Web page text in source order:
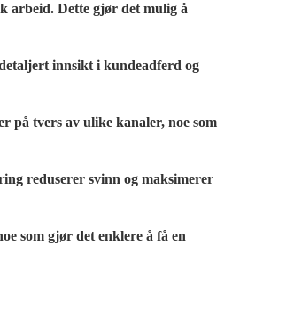
arbeid. Dette gjør det mulig å
innsikt i kundeadferd og
på tvers av ulike kanaler, noe som
reduserer svinn og maksimerer
som gjør det enklere å få en